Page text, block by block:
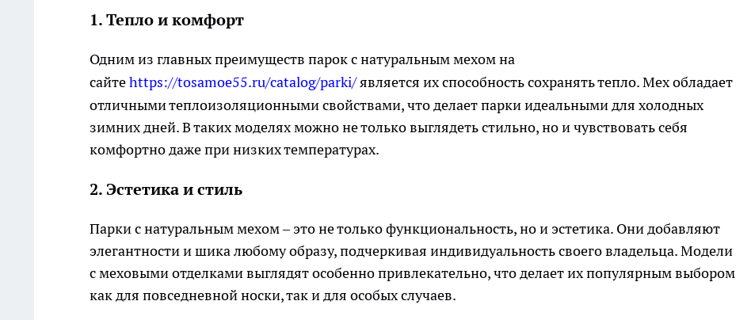
1. Тепло и комфорт
Одним из главных преимуществ парок с натуральным мехом на
сайтеhttps://tosamoe55.ru/catalog/parki/является их способность сохранять тепло. Мех обладает
отличными теплоизоляционными свойствами, что делает парки идеальными для холодных
зимних дней. В таких моделях можно не только выглядеть стильно, но и чувствовать себя
комфортно даже при низких температурах.
2. Эстетика и стиль
Парки с натуральным мехом – это не только функциональность, но и эстетика. Они добавляют
элегантности и шика любому образу, подчеркивая индивидуальность своего владельца. Модели
с меховыми отделками выглядят особенно привлекательно, что делает их популярным выбором
как для повседневной носки, так и для особых случаев.